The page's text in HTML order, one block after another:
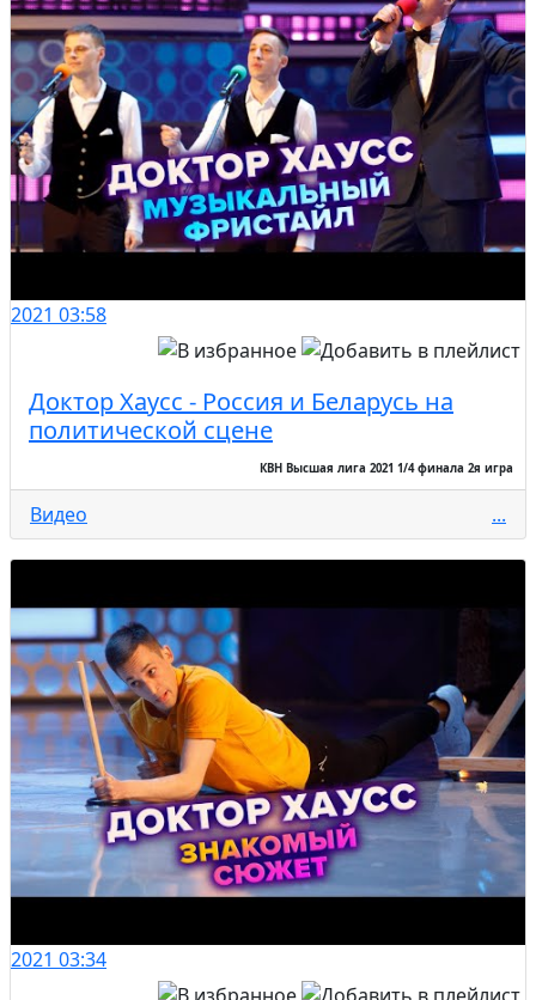
2021 03:58
Доктор Хаусс - Россия и Беларусь на
политической сцене
КВН Высшая лига 2021 1/4 финала 2я игра
Видео ...
2021 03:34